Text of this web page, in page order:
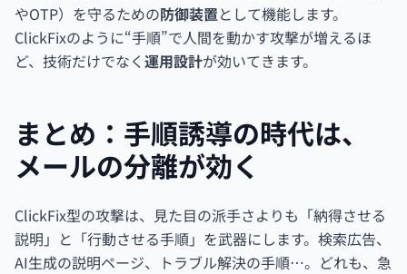
やOTP）を守るための防御装置として機能します。
ClickFixのように“手順”で人間を動かす攻撃が増えるほ
ど、技術だけでなく運用設計が効いてきます。
まとめ：手順誘導の時代は、
メールの分離が効く
ClickFix型の攻撃は、見た目の派手さよりも「納得させる
説明」と「行動させる手順」を武器にします。検索広告、
AI生成の説明ページ、トラブル解決の手順…。どれも、急